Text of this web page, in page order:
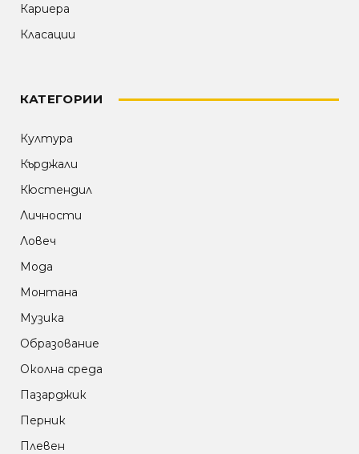
Кариера
Класации
КАТЕГОРИИ
Култура
Кърджали
Кюстендил
Личности
Ловеч
Мода
Монтана
Музика
Образование
Околна среда
Пазарджик
Перник
Плевен